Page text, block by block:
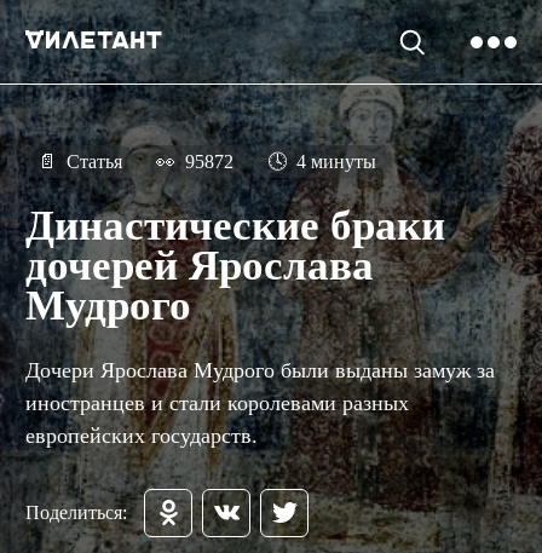
📄 Статья 👀 95872 🕓 4 минуты
Династические браки
дочерей Ярослава
Мудрого
Дочери Ярослава Мудрого были выданы замуж за
иностранцев и стали королевами разных
европейских государств.
Поделиться: